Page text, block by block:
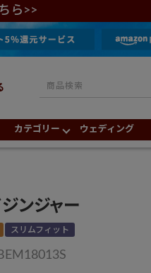
ら>>
カテゴリー ウェディング
ンジャー
スリムフィット